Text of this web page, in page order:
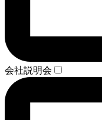
会社説明会